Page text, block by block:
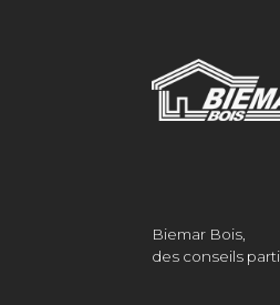
Biemar Bois,
des conseils